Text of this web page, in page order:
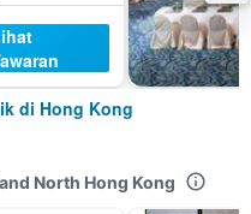
di Hong Kong
North Hong Kong